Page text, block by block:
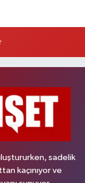
sadelik
kaçınıyor ve